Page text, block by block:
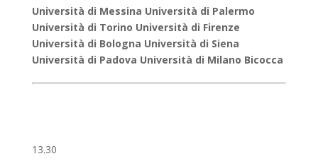
Università di Messina Università di Palermo
Università di Torino Università di Firenze
Università di Bologna Università di Siena
Università di Padova Università di Milano Bicocca
13.30